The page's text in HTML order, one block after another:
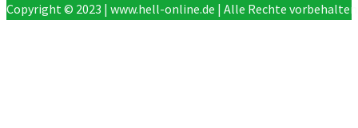
Copyright © 2023 | www.hell-online.de | Alle Rechte